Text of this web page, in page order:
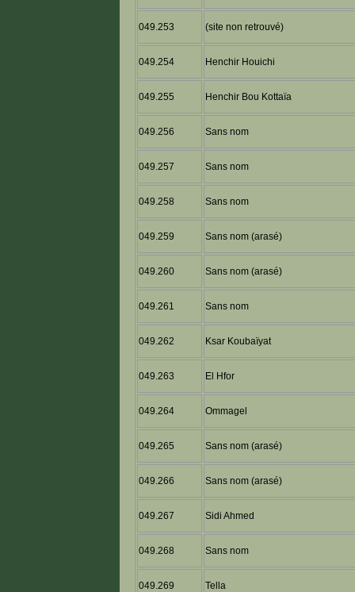
049.253 (site non retrouvé)
049.254 Henchir Houichi
049.255 Henchir Bou Kottaïa
049.256 Sans nom
049.257 Sans nom
049.258 Sans nom
049.259 Sans nom (arasé)
049.260 Sans nom (arasé)
049.261 Sans nom
049.262 Ksar Koubaïyat
049.263 El Hfor
049.264 Ommagel
049.265 Sans nom (arasé)
049.266 Sans nom (arasé)
049.267 Sidi Ahmed
049.268 Sans nom
049.269 Tella